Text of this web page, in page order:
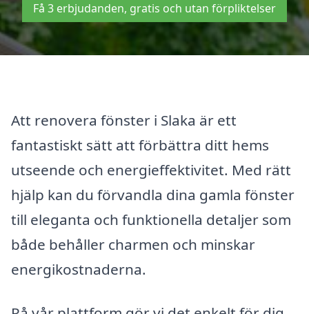
Få 3 erbjudanden, gratis och utan förpliktelser
Att renovera fönster i Slaka är ett
fantastiskt sätt att förbättra ditt hems
utseende och energieffektivitet. Med rätt
hjälp kan du förvandla dina gamla fönster
till eleganta och funktionella detaljer som
både behåller charmen och minskar
energikostnaderna.